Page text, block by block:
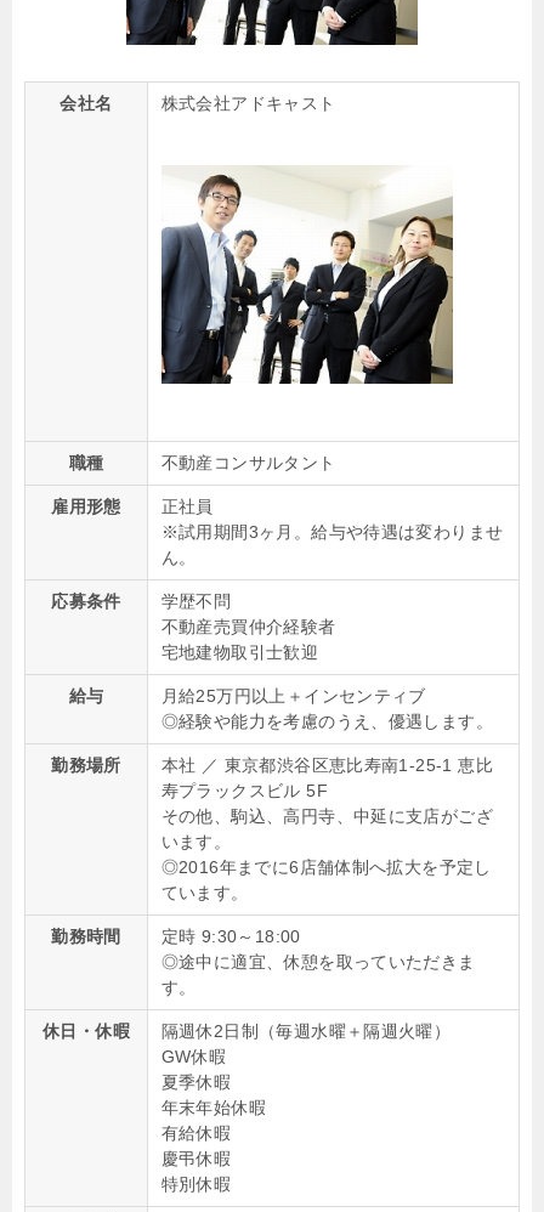
会社名 株式会社アドキャスト
職種 不動産コンサルタント
雇用形態
正社員
※試用期間3ヶ月。給与や待遇は変わりませ
ん。
応募条件
学歴不問
不動産売買仲介経験者
宅地建物取引士歓迎
給与
月給25万円以上＋インセンティブ
◎経験や能力を考慮のうえ、優遇します。
勤務場所
本社 ／ 東京都渋谷区恵比寿南1-25-1 恵比
寿プラックスビル 5F
その他、駒込、高円寺、中延に支店がござ
います。
◎2016年までに6店舗体制へ拡大を予定し
ています。
勤務時間
定時 9:30～18:00
◎途中に適宜、休憩を取っていただきま
す。
休日・休暇
隔週休2日制（毎週水曜＋隔週火曜）
GW休暇
夏季休暇
年末年始休暇
有給休暇
慶弔休暇
特別休暇